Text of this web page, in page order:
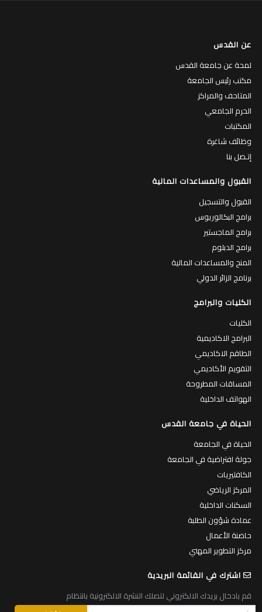
عن القدس
لمحة عن جامعة القدس
مكتب رئيس الجامعة
المتاحف والمراكز
الحرم الجامعي
المكتبات
وظائف شاغرة
إتـصل بنا
القبول والمساعدات المالية
القبول والتسجيل
برامج البكالوريوس
برامج الماجستير
برامج الدبلوم
المنح والمساعدات المالية
برنامج الزائر الدولي
الكليات والبرامج
الكليات
البرامج الاكاديمية
الطاقم الاكاديمي
التقويم الأكاديمي
المساقات المطروحة
الهواتف الداخلية
الحياة في جامعة القدس
الحياة في الجامعة
جولة افتراضية في الجامعة
الكافتيريات
المركز الرياضي
السكنات الداخلية
عمادة شؤون الطلبة
حاضنة الأعمال
مركز التطوير المهني
اشترك في القائمة البريدية
قم بادخال بريدك الالكتروني لتصلك النشرة الالكترونية بانتظام